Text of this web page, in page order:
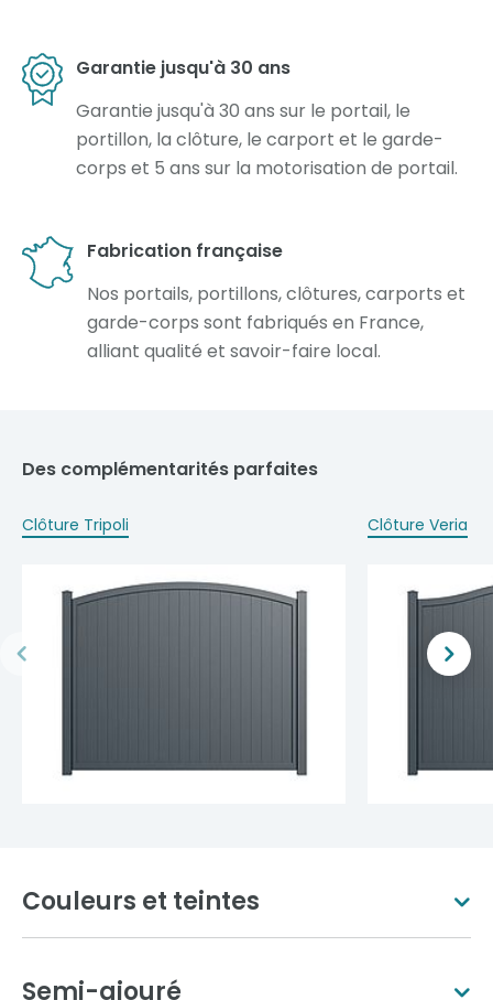
Garantie jusqu'à 30 ans
Garantie jusqu'à 30 ans sur le portail, le
portillon, la clôture, le carport et le garde-
corps et 5 ans sur la motorisation de portail.
Fabrication française
Nos portails, portillons, clôtures, carports et
garde-corps sont fabriqués en France,
alliant qualité et savoir-faire local.
Des complémentarités parfaites
Clôture Tripoli Clôture Veria
Couleurs et teintes
Semi-ajouré